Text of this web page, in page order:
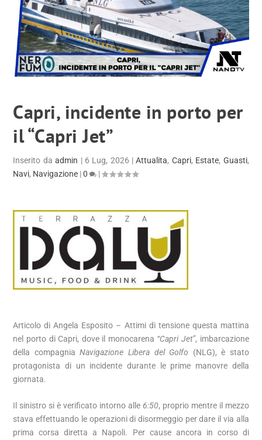
Capri, incidente in porto per
il “Capri Jet”
Inserito daadmin | 6 Lug, 2026 |Attualita, Capri, Estate, Guasti,
Navi, Navigazione |0 |
Articolo di Angela Esposito – Attimi di tensione questa mattina
nel porto di Capri, dove il monocarena “Capri Jet”, imbarcazione
della compagnia Navigazione Libera del Golfo (NLG), è stato
protagonista di un incidente durante le prime manovre della
giornata.
Il sinistro si è verificato intorno alle6:50, proprio mentre il mezzo
stava effettuando le operazioni di disormeggio per dare il via alla
prima corsa diretta a Napoli. Per cause ancora in corso di